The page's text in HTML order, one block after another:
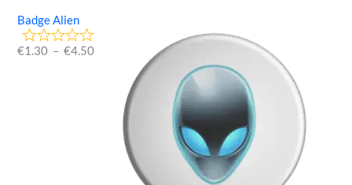
Badge Alien
€1.30 – €4.50